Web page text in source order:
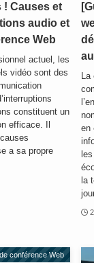
! Causes et
audio et
Web
actuel, les
vidéo sont des
constituent un
efficace. Il
a sa propre
La
en
la
conférence Web